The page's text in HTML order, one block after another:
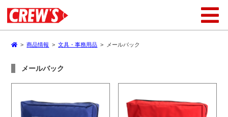
>商品情報 >文具・事務用品 > メールバック
メールバック